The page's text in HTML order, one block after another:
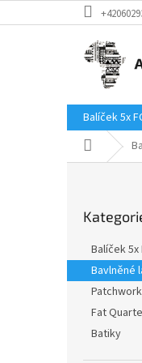
na
Balíček 5x
Domů
a
n
kategorie
Balíček 5x
Bavlněné
Fat
Batiky